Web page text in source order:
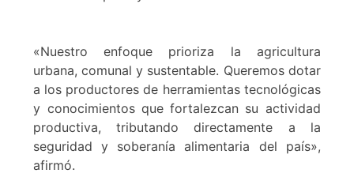
«Nuestro enfoque prioriza la agricultura
urbana, comunal y sustentable. Queremos dotar
a los productores de herramientas tecnológicas
y conocimientos que fortalezcan su actividad
productiva, tributando directamente a la
seguridad y soberanía alimentaria del país»,
afirmó.